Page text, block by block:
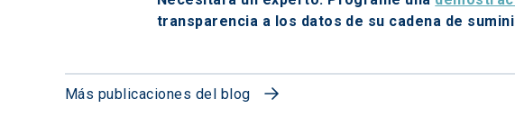
transparencia a los datos de su cadena de
Más publicaciones del blog